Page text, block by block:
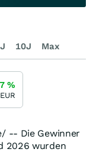
-- Die Gewinner
2026 wurden
10J Max
%
EUR